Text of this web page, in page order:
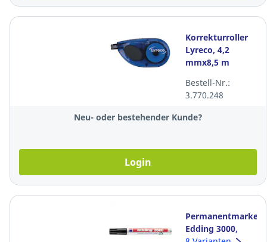
Korrekturroller
Lyreco, 4,2
mmx8,5 m
Bestell-Nr.:
3.770.248
Neu- oder bestehender Kunde?
Login
Permanentmarker
Edding 3000,